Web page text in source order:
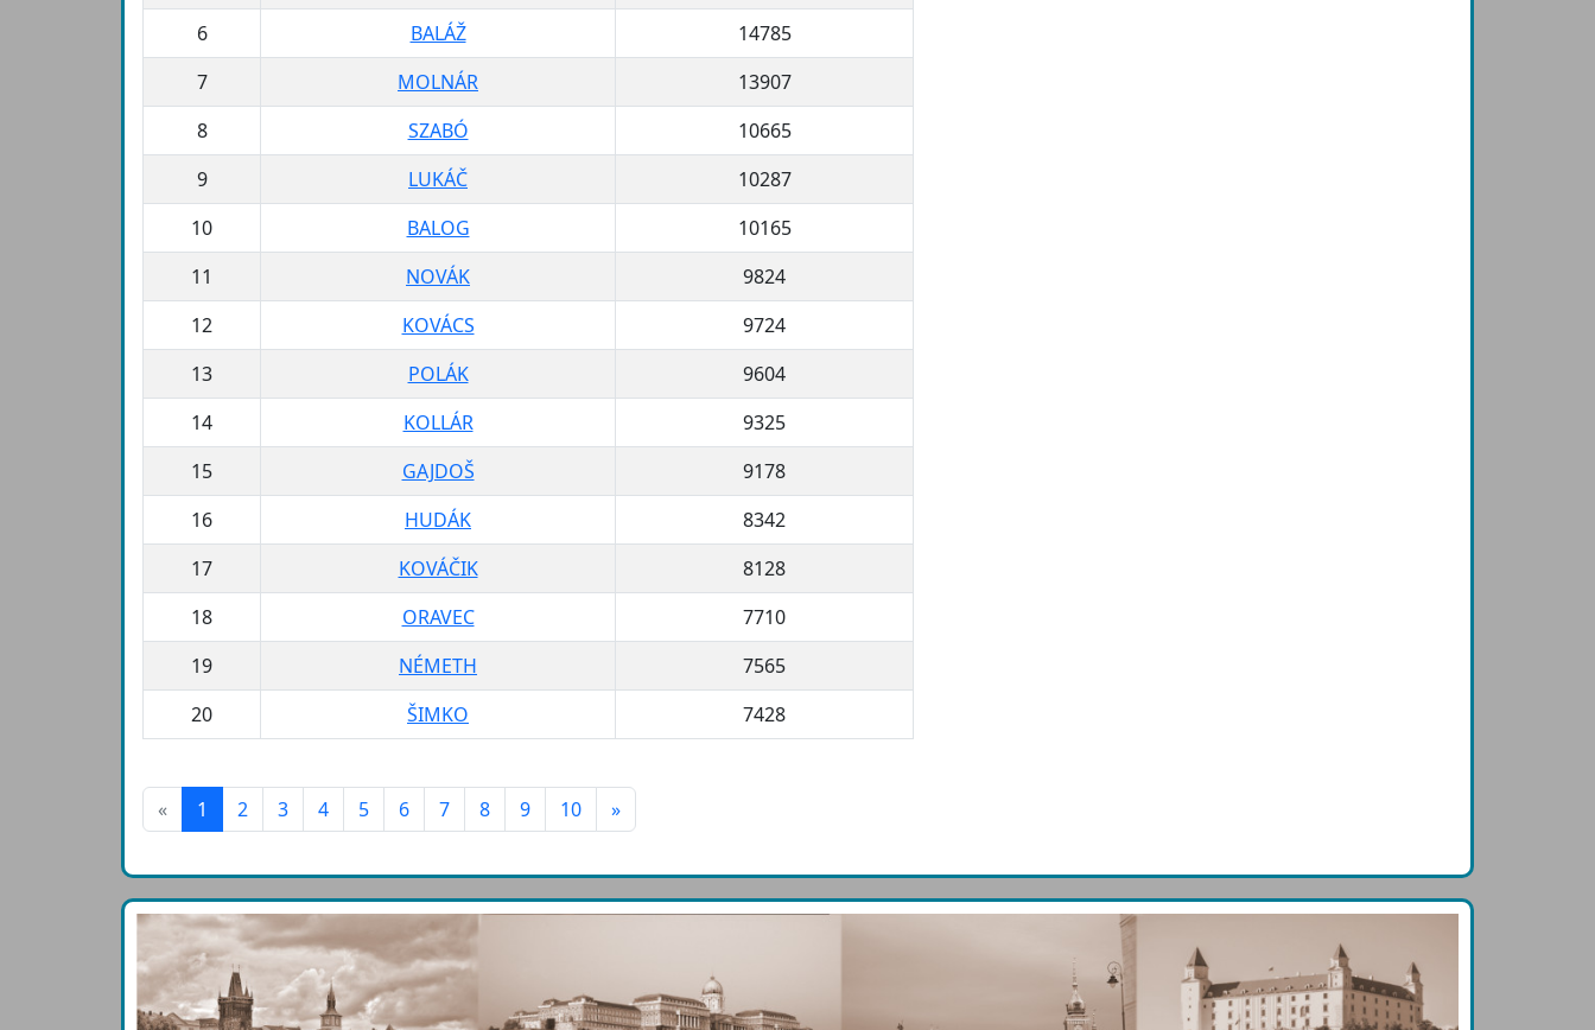
6
BALÁŽ
14785
7
MOLNÁR
13907
8
SZABÓ
10665
9
LUKÁČ
10287
10
BALOG
10165
11
NOVÁK
9824
12
KOVÁCS
9724
13
POLÁK
9604
14
KOLLÁR
9325
15
GAJDOŠ
9178
16
HUDÁK
8342
17
KOVÁČIK
8128
18
ORAVEC
7710
19
NÉMETH
7565
20
ŠIMKO 7428
« 1 2 3 4 5 6 7 8 9 10 »